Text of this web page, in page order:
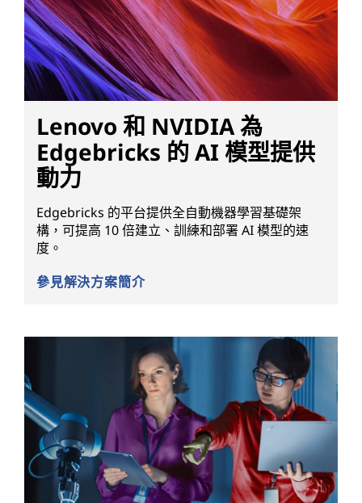
Lenovo 和 NVIDIA 為
Edgebricks 的 AI 模型提供
動力
Edgebricks 的平台提供全自動機器學習基礎架
構，可提高 10 倍建立、訓練和部署 AI 模型的速
度。
參見解決方案簡介